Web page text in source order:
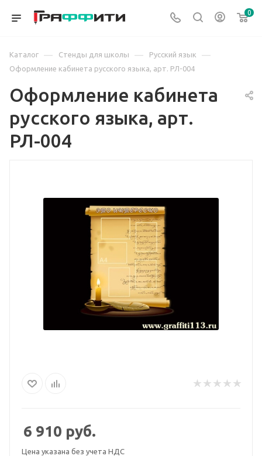
0
Каталог — Стенды для школы — Русский язык —
Оформление кабинета русского языка, арт. РЛ-004
Оформление кабинета
русского языка, арт.
РЛ-004
6 910 руб.
Цена указана без учета НДС